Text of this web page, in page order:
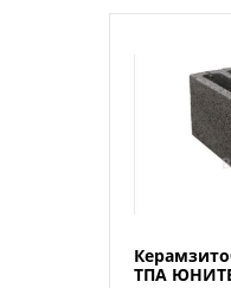
ТПА